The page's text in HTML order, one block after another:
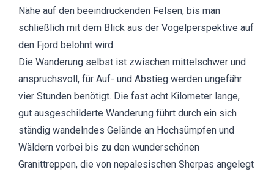
Nähe auf den beeindruckenden Felsen, bis man
schließlich mit dem Blick aus der Vogelperspektive auf
den Fjord belohnt wird.
Die Wanderung selbst ist zwischen mittelschwer und
anspruchsvoll, für Auf- und Abstieg werden ungefähr
vier Stunden benötigt. Die fast acht Kilometer lange,
gut ausgeschilderte Wanderung führt durch ein sich
ständig wandelndes Gelände an Hochsümpfen und
Wäldern vorbei bis zu den wunderschönen
Granittreppen, die von nepalesischen Sherpas angelegt